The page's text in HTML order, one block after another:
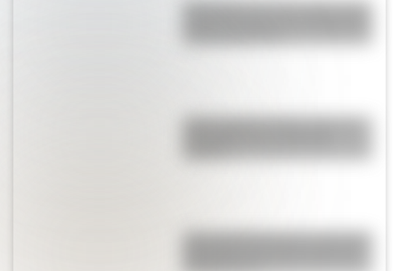
Efemérides del 7 de agosto: tres
¿Qué significa SOS y cómo se
¿Por qué Mendoza es una de las